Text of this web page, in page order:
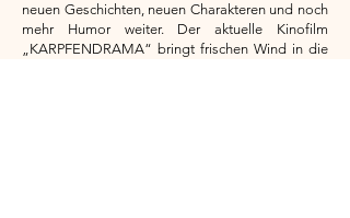
neuen Geschichten, neuen Charakteren und noch
mehr Humor weiter. Der aktuelle Kinofilm
„KARPFENDRAMA“ bringt frischen Wind in die